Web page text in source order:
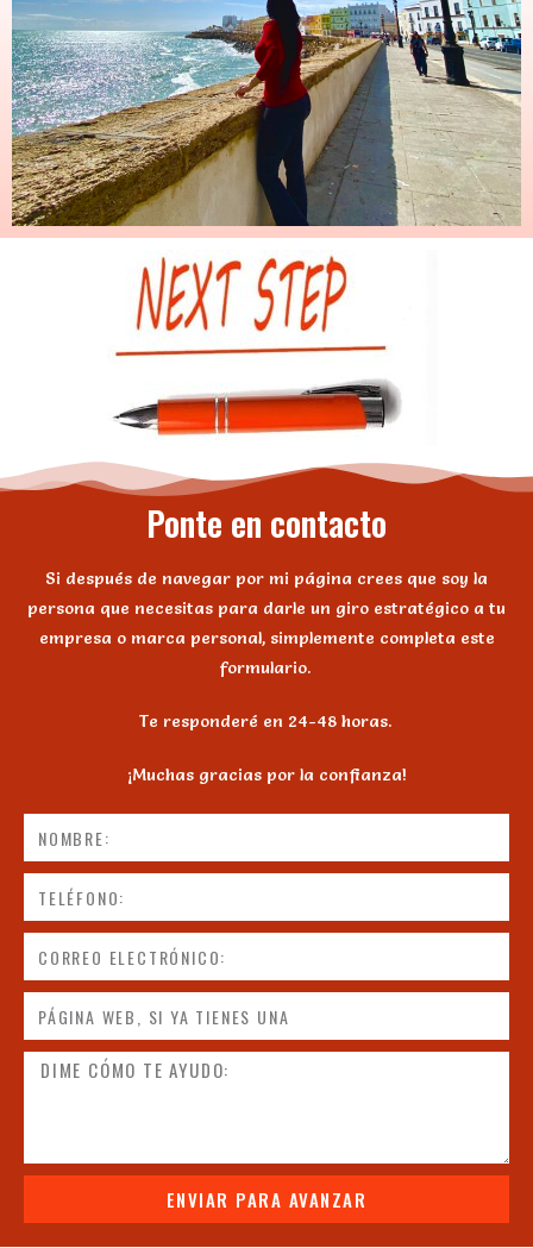
Ponte en contacto
Si después de navegar por mi página crees que soy la
persona que necesitas para darle un giro estratégico a tu
empresa o marca personal, simplemente completa este
formulario.
Te responderé en 24-48 horas.
¡Muchas gracias por la confianza!
ENVIAR PARA AVANZAR